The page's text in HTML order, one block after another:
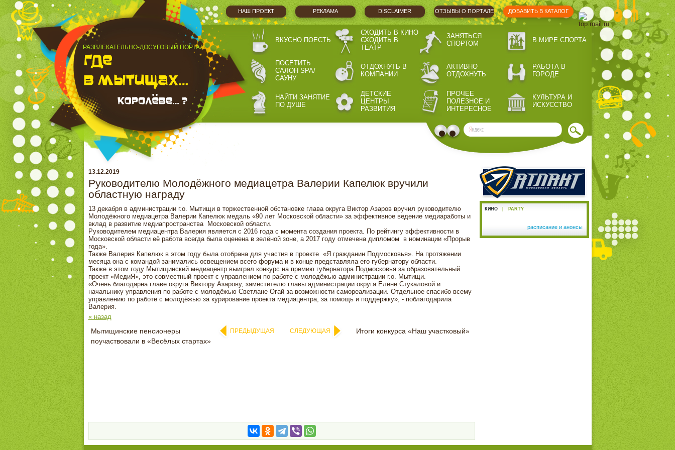
НАШ ПРОЕКТ РЕКЛАМА DISCLAIMER ОТЗЫВЫ О ПОРТАЛЕ ДОБАВИТЬ В КАТАЛОГ
РАЗВЛЕКАТЕЛЬНО-ДОСУГОВЫЙ ПОРТАЛ
ВКУСНО ПОЕСТЬ
СХОДИТЬ В КИНО
СХОДИТЬ В
ТЕАТР
ЗАНЯТЬСЯ
СПОРТОМ
В МИРЕ СПОРТА
ПОСЕТИТЬ
САЛОН SPA/
САУНУ
ОТДОХНУТЬ В
КОМПАНИИ
АКТИВНО
ОТДОХНУТЬ
РАБОТА В
ГОРОДЕ
НАЙТИ ЗАНЯТИЕ
ПО ДУШЕ
ДЕТСКИЕ
ЦЕНТРЫ
РАЗВИТИЯ
ПРОЧЕЕ
ПОЛЕЗНОЕ И
ИНТЕРЕСНОЕ
КУЛЬТУРА И
ИСКУССТВО
13.12.2019
Руководителю Молодёжного медиацетра Валерии Капелюк вручили
областную награду
13 декабря в администрации г.о. Мытищи в торжественной обстановке глава округа Виктор Азаров вручил руководителю
Молодёжного медиацетра Валерии Капелюк медаль «90 лет Московской области» за эффективное ведение медиаработы и
вклад в развитие медиапространства Московской области.
Руководителем медиацентра Валерия является с 2016 года с момента создания проекта. По рейтингу эффективности в
Московской области её работа всегда была оценена в зелёной зоне, а 2017 году отмечена дипломом в номинации «Прорыв
года».
Также Валерия Капелюк в этом году была отобрана для участия в проекте «Я гражданин Подмосковья». На протяжении
месяца она с командой занимались освещением всего форума и в конце представляла его губернатору области.
Также в этом году Мытищинский медиацентр выиграл конкурс на премию губернатора Подмосковья за образовательный
проект «МедиЯ», это совместный проект с управлением по работе с молодёжью администрации г.о. Мытищи.
«Очень благодарна главе округа Виктору Азарову, заместителю главы администрации округа Елене Стукаловой и
начальнику управления по работе с молодёжью Светлане Огай за возможности самореализации. Отдельное спасибо всему
управлению по работе с молодёжью за курирование проекта медиацентра, за помощь и поддержку», - поблагодарила
Валерия.
« назад
Мытищинские пенсионеры
поучаствовали в «Весёлых стартах»
ПРЕДЫДУЩАЯ СЛЕДУЮЩАЯ Итоги конкурса «Наш участковый»
КИНО PARTY
расписание и анонсы